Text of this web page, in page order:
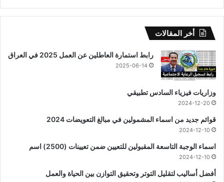
أخر المقالات
رابط استمارة العاطلين عن العمل 2025 في العراق
2025-06-14
وزاريات فيزياء السادس تطبيقي
2024-12-20
قوائم جديد من اسماء المشمولين في مبالغ التعويضات 2024
2024-12-10
اسماء الوجبة التاسعة المقبولين للتعيين ضمن تعيينات (2500) اسم
2024-12-10
أفضل أساليب لتقليل التوتر وتحقيق التوازن بين الحياة والعمل